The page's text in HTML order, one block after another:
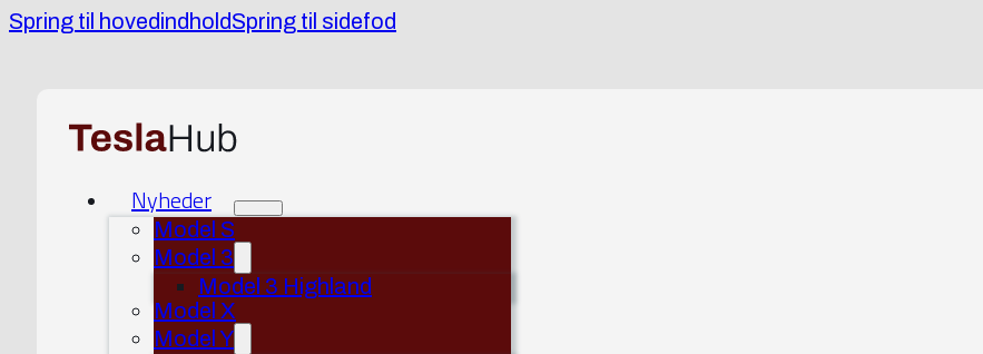
Spring til hovedindholdSpring til sidefod
Nyheder
Model S
Model 3
Model 3 Highland
Model X
Model Y